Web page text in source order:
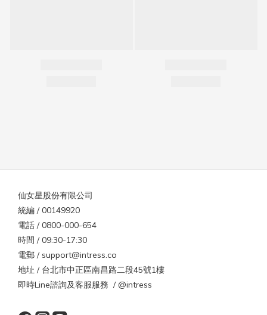
仙女星股份有限公司
統編 / 00149920
電話 / 0800-000-654
時間 / 09:30-17:30
電郵 / support@intress.co
地址 / 台北市中正區南昌路二段45號1樓
即時Line諮詢及客服服務 / @intress